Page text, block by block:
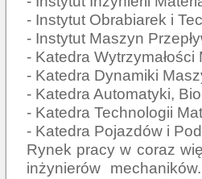
- Instytut Obrabiarek i
- Instytut Maszyn
- Katedra Wytrzymałości
- Katedra Dynamiki
- Katedra Automatyki,
- Katedra Technologii
- Katedra Pojazdów i
Rynek pracy w coraz
inżynierów